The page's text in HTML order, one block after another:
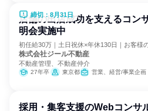
締切：8月31日
店舗の出店成功を支えるコン
明会実施中
初任給30万｜土日祝休×年休130日｜お客様
株式会社ジール不動産
不動産管理、不動産仲介
27年卒 東京都 営業、経営/事業企画
採用・集客支援のWebコンサ